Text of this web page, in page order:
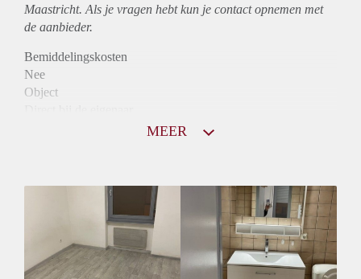
Maastricht. Als je vragen hebt kun je contact opnemen met
de aanbieder.
Bemiddelingskosten
Nee
Object
2,8 X De bruto huur
Huurtermijn
MEER